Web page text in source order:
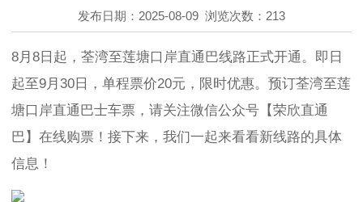
发布日期：2025-08-09 浏览次数：213
8月8日起，荃湾至莲塘口岸直通巴线路正式开通。即日
起至9月30日，单程票价20元，限时优惠。预订荃湾至莲
塘口岸直通巴士车票，请关注微信公众号【荣欣直通
巴】在线购票！接下来，我们一起来看看新线路的具体
信息！